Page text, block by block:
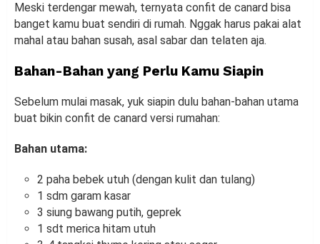
Meski terdengar mewah, ternyata confit de canard bisa
banget kamu buat sendiri di rumah. Nggak harus pakai alat
mahal atau bahan susah, asal sabar dan telaten aja.
Bahan-Bahan yang Perlu Kamu Siapin
Sebelum mulai masak, yuk siapin dulu bahan-bahan utama
buat bikin confit de canard versi rumahan:
Bahan utama:
2 paha bebek utuh (dengan kulit dan tulang)
1 sdm garam kasar
3 siung bawang putih, geprek
1 sdt merica hitam utuh